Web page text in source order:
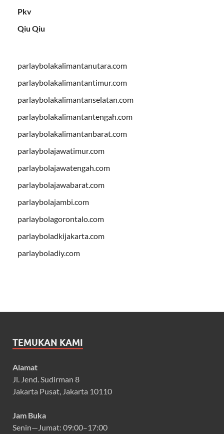
Pkv
Qiu Qiu
parlaybolakalimantanutara.com
parlaybolakalimantantimur.com
parlaybolakalimantanselatan.com
parlaybolakalimantantengah.com
parlaybolakalimantanbarat.com
parlaybolajawatimur.com
parlaybolajawatengah.com
parlaybolajawabarat.com
parlaybolajambi.com
parlaybolagorontalo.com
parlayboladkijakarta.com
parlayboladiy.com
TEMUKAN KAMI
Alamat
Jl. Jend. Sudirman 8
Jakarta Pusat, Jakarta 10110
Jam Buka
Senin—Jumat: 09:00–17:00